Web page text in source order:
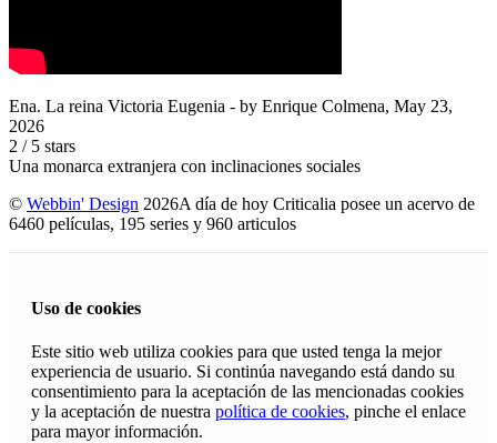
Ena. La reina Victoria Eugenia - by Enrique Colmena, May 23,
2026
2 / 5 stars
Una monarca extranjera con inclinaciones sociales
© Webbin' Design 2026A día de hoy Criticalia posee un acervo de
6460 películas, 195 series y 960 articulos
Uso de cookies
Este sitio web utiliza cookies para que usted tenga la mejor
experiencia de usuario. Si continúa navegando está dando su
consentimiento para la aceptación de las mencionadas cookies
y la aceptación de nuestra política de cookies, pinche el enlace
para mayor información.